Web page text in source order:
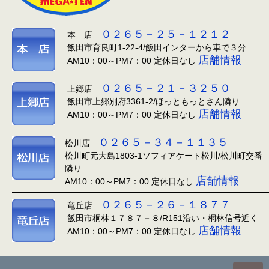
本 店 ０２６５－２５－１２１２
飯田市育良町1-22-4/飯田インターから車で３分
AM10：00～PM7：00 定休日なし 店舗情報
上郷店 ０２６５－２１－３２５０
飯田市上郷別府3361-2/ほっともっとさん隣り
AM10：00～PM7：00 定休日なし 店舗情報
松川店 ０２６５－３４－１１３５
松川町元大島1803-1ソフィアケート松川/松川町交番
隣り
AM10：00～PM7：00 定休日なし 店舗情報
竜丘店 ０２６５－２６－１８７７
飯田市桐林１７８７－８/R151沿い・桐林信号近く
AM10：00～PM7：00 定休日なし 店舗情報